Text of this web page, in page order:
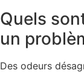
Quels
un
Des odeurs